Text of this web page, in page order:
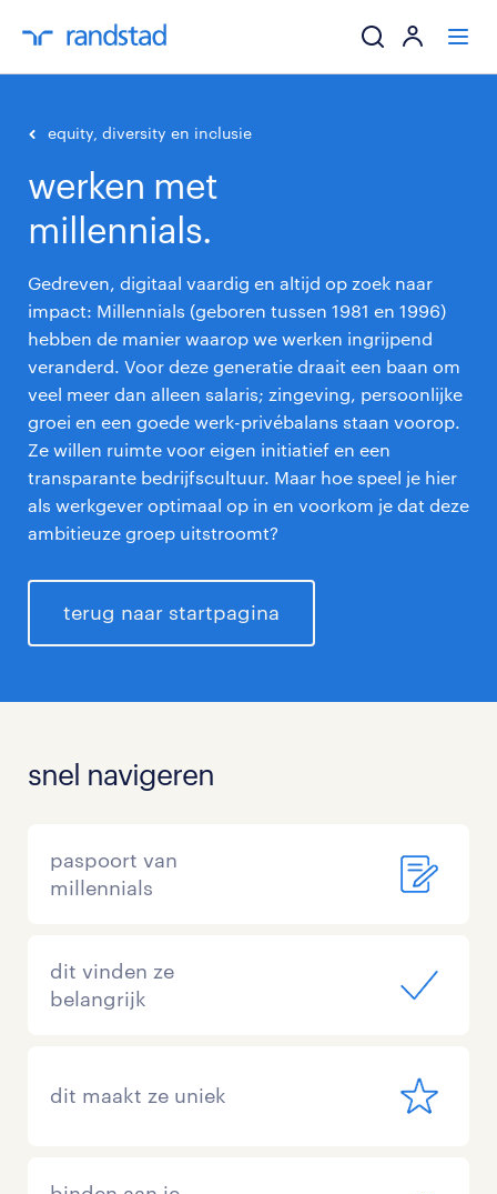
over randstad
equity, diversity en inclusie
werken met
millennials.
Gedreven, digitaal vaardig en altijd op zoek naar
impact: Millennials (geboren tussen 1981 en 1996)
hebben de manier waarop we werken ingrijpend
veranderd. Voor deze generatie draait een baan om
veel meer dan alleen salaris; zingeving, persoonlijke
groei en een goede werk-privébalans staan voorop.
Ze willen ruimte voor eigen initiatief en een
transparante bedrijfscultuur. Maar hoe speel je hier
als werkgever optimaal op in en voorkom je dat deze
ambitieuze groep uitstroomt?
terug naar startpagina
snel navigeren
paspoort van
millennials
dit vinden ze
belangrijk
dit maakt ze uniek